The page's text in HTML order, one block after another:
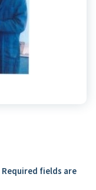
Required fields are